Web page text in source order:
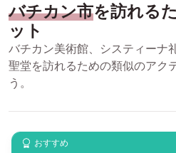
バチカン市を訪れる
ット
バチカン美術館、システィーナ
聖堂を訪れるための類似のアク
う。
おすすめ